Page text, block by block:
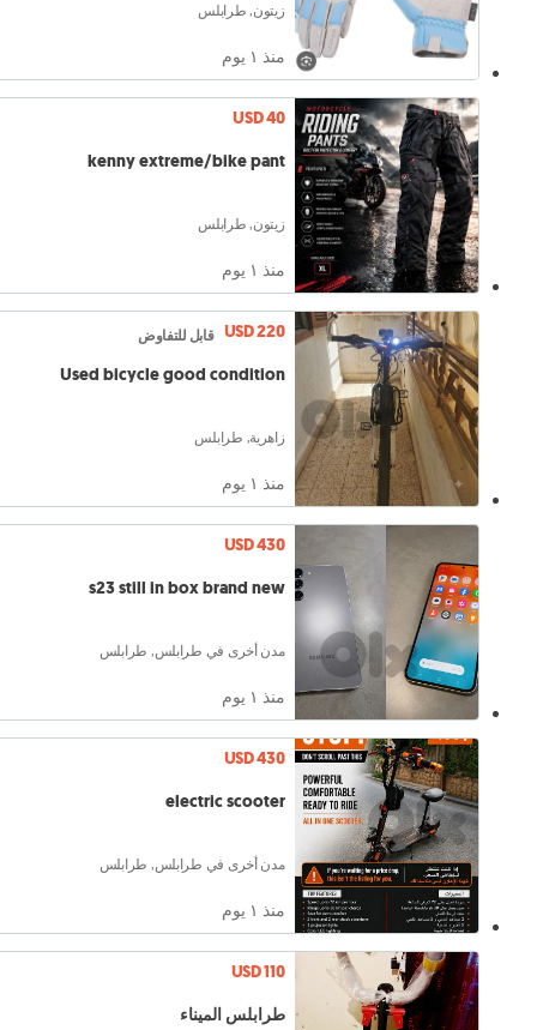
زيتون, طرابلس
منذ ١ يوم
USD 40
kenny extreme/bike pant
زيتون, طرابلس
منذ ١ يوم
USD 220 قابل للتفاوض
Used bicycle good condition
زاهرية, طرابلس
منذ ١ يوم
USD 430
s23 still in box brand new
مدن أخرى في طرابلس, طرابلس
منذ ١ يوم
USD 430
electric scooter
مدن أخرى في طرابلس, طرابلس
منذ ١ يوم
USD 110
طرابلس الميناء